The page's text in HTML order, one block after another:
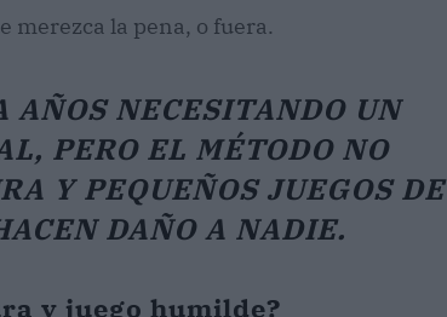
merezca la pena, o fuera.
AÑOS NECESITANDO UN
PERO EL MÉTODO NO
Y PEQUEÑOS JUEGOS DE
DAÑO A NADIE.
y juego humilde?